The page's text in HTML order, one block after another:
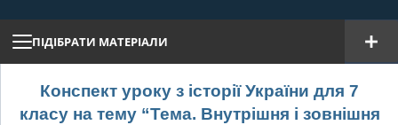
ПІДІБРАТИ МАТЕРІАЛИ
Конспект уроку з історії України для 7
класу на тему “Тема. Внутрішня і зовнішня